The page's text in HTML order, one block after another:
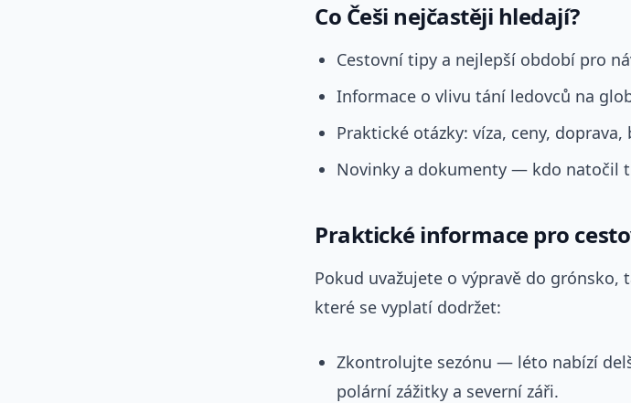
Co Češi nejčastěji hledají?
Cestovní tipy a nejlepší období pro
Informace o vlivu tání ledovců na
Praktické otázky: víza, ceny, doprava,
Novinky a dokumenty — kdo natočil
Praktické informace pro
Pokud uvažujete o výpravě do
které se vyplatí dodržet:
Zkontrolujte sezónu — léto nabízí
polární zážitky a severní záři.